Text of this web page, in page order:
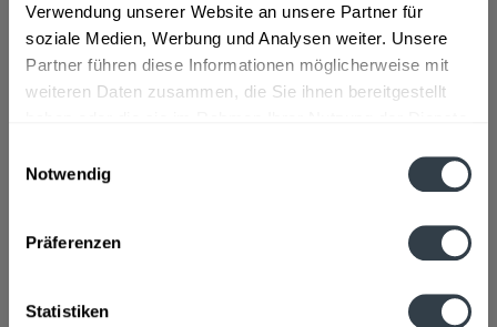
Verwendung unserer Website an unsere Partner für
soziale Medien, Werbung und Analysen weiter. Unsere
Partner führen diese Informationen möglicherweise mit
weiteren Daten zusammen, die Sie ihnen bereitgestellt
Notwendig
Präferenzen
Statistiken
In den Warenkorb
Hersteller
der Radeberger Gruppe , Dresdner Straße 2 ,...
mehr